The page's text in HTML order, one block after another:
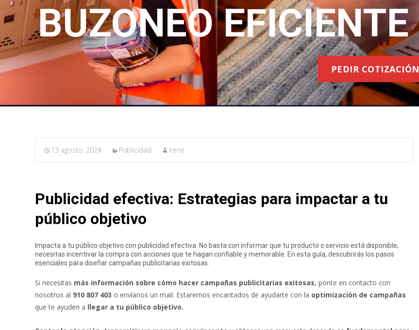
BUZONEO EFICIENTE
PEDIR COTIZACIÓN
13 agosto, 2024 Publicidad Irene
Publicidad efectiva: Estrategias para impactar a tu
público objetivo
Impacta a tu público objetivo con publicidad efectiva. No basta con informar que tu producto o servicio está disponible,
necesitas incentivar la compra con acciones que te hagan confiable y memorable. En esta guía, descubrirás los pasos
esenciales para diseñar campañas publicitarias exitosas.
Si necesitas más información sobre cómo hacer campañas publicitarias exitosas, ponte en contacto con
nosotros al 910 807 403 o envíanos un mail. Estaremos encantados de ayudarte con la optimización de campañas
que te ayuden a llegar a tu público objetivo.